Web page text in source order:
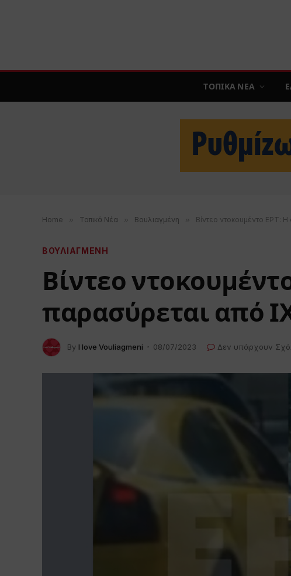
ΤΟΠΙΚΑ ΝΕΑ
Home » Τοπικά Νέα » Βουλιαγμένη » Βίντεο ντοκουμέντο ΕΡΤ:
ΒΟΥΛΙΑΓΜΕΝΗ
Βίντεο
παρασύρεται από
By I love Vouliagmeni 08/07/2023 Δεν υπάρχουν